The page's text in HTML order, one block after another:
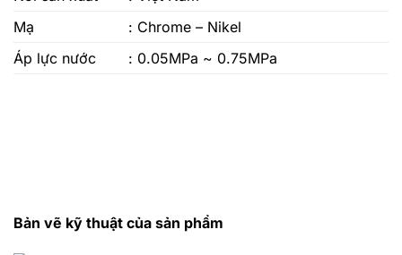
Mạ
: Chrome – Nikel
Áp lực nước
: 0.05MPa ~ 0.75MPa
Bản vẽ kỹ thuật của sản phẩm